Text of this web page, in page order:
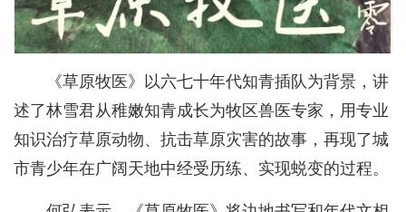
《草原牧医》以六七十年代知青插队为背景，讲
述了林雪君从稚嫩知青成长为牧区兽医专家，用专业
知识治疗草原动物、抗击草原灾害的故事，再现了城
市青少年在广阔天地中经受历练、实现蜕变的过程。